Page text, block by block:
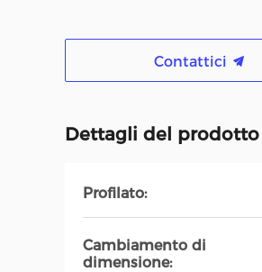
Contattici
Dettagli del prodotto
Profilato:
Cambiamento di
dimensione: